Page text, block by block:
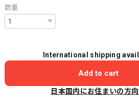
数量
International shipping
Add to cart
日本国内にお住まいの方